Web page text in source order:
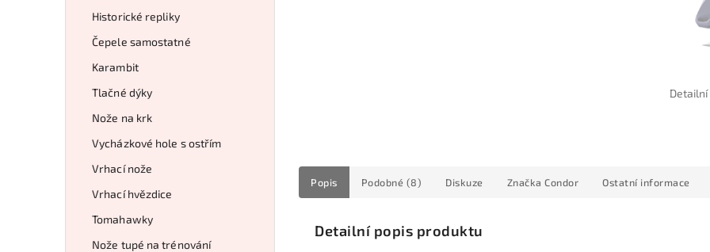
Historické repliky
Čepele samostatné
Karambit
Tlačné dýky
Nože na krk
Vycházkové hole s ostřím
Vrhací nože
Vrhací hvězdice
Tomahawky
Nože tupé na trénování
Popis Podobné (8) Diskuze Značka Condor Ostatní informace
Detailní popis produktu